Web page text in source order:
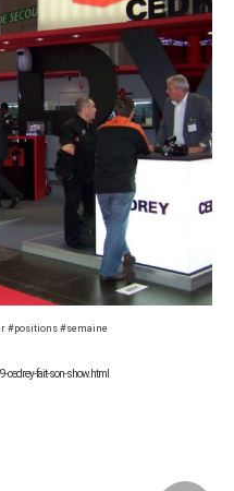
#positions #semaine
cedrey-fait-son-show.html